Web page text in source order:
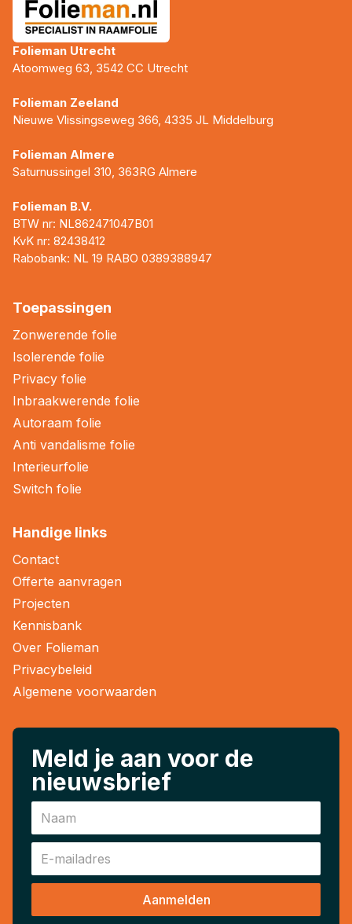
Folieman Utrecht
Atoomweg 63, 3542 CC Utrecht
Folieman Zeeland
Nieuwe Vlissingseweg 366, 4335 JL Middelburg
Folieman Almere
Saturnussingel 310, 363RG Almere
Folieman B.V.
BTW nr: NL862471047B01
KvK nr: 82438412
Rabobank: NL 19 RABO 0389388947
Toepassingen
Zonwerende folie
Isolerende folie
Privacy folie
Inbraakwerende folie
Autoraam folie
Anti vandalisme folie
Interieurfolie
Switch folie
Handige links
Contact
Offerte aanvragen
Projecten
Kennisbank
Over Folieman
Privacybeleid
Algemene voorwaarden
Meld je aan voor de
nieuwsbrief